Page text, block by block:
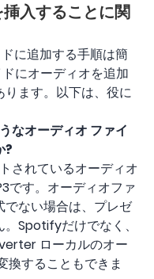
入することに関
に追加する手順は簡
にオーディオを追加
ます。以下は、役に
なオーディオ ファイ
?
されているオーディオ
です。オーディオファ
ない場合は、プレゼ
Spotifyだけでなく、
ローカルのオー
換することもできま